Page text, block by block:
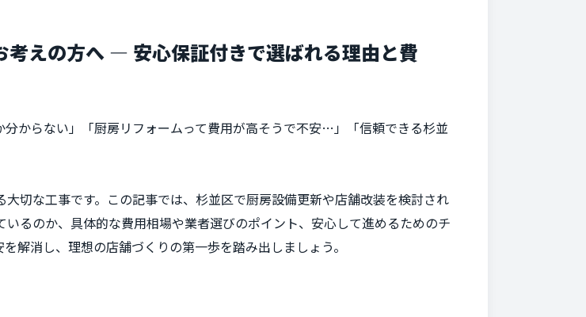
えの方へ ― 安心保証付きで選ばれる理由と費
分からない」「厨房リフォームって費用が高そうで不安…」「信頼できる杉並
切な工事です。この記事では、杉並区で厨房設備更新や店舗改装を検討され
るのか、具体的な費用相場や業者選びのポイント、安心して進めるためのチ
解消し、理想の店舗づくりの第一歩を踏み出しましょう。